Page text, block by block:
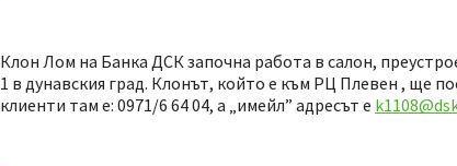
Клон Лом на Банка ДСК започна работа в салон,
1 в дунавския град. Клонът, който е към РЦ Плевен , ще
клиенти там е: 0971/6 64 04, а „имейл” адресът е